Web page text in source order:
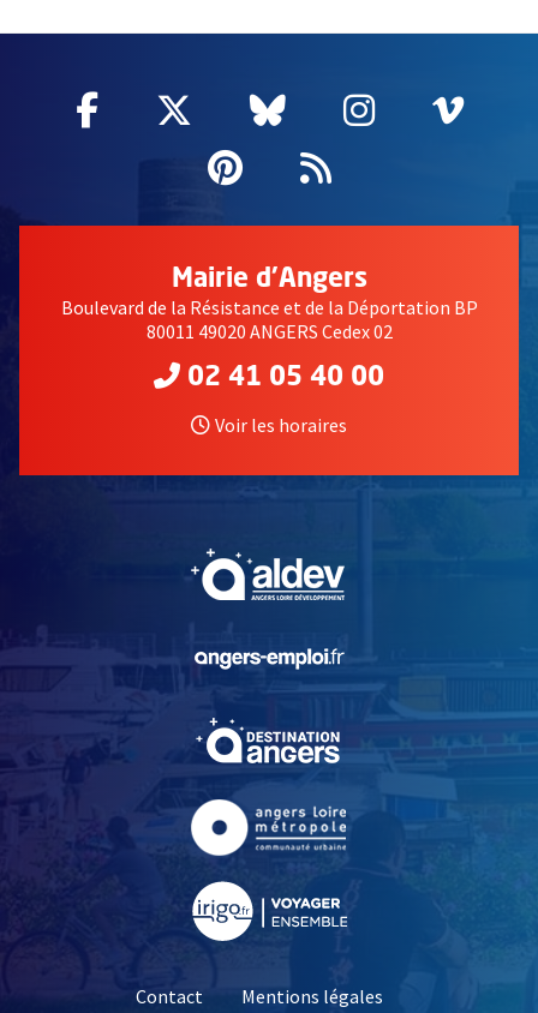
Facebook
, Ouvre une nouvelle fenêtre
Twitter
, Ouvre une nouvelle
Bluesky
, Ouvre une
Instagram
, Ouvre
,
Pinterest
, Ouvre une
Flux RSS
Mairie d'Angers
Boulevard de la Résistance et de la Déportation BP
80011 49020 ANGERS Cedex 02
02 41 05 40 00
Voir les horaires
, Ouvre une nouvelle
, Ouvre une nouvelle
Contact Mentions légales